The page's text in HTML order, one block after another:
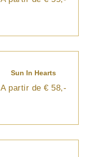
Sun In Hearts
A partir de € 58,-